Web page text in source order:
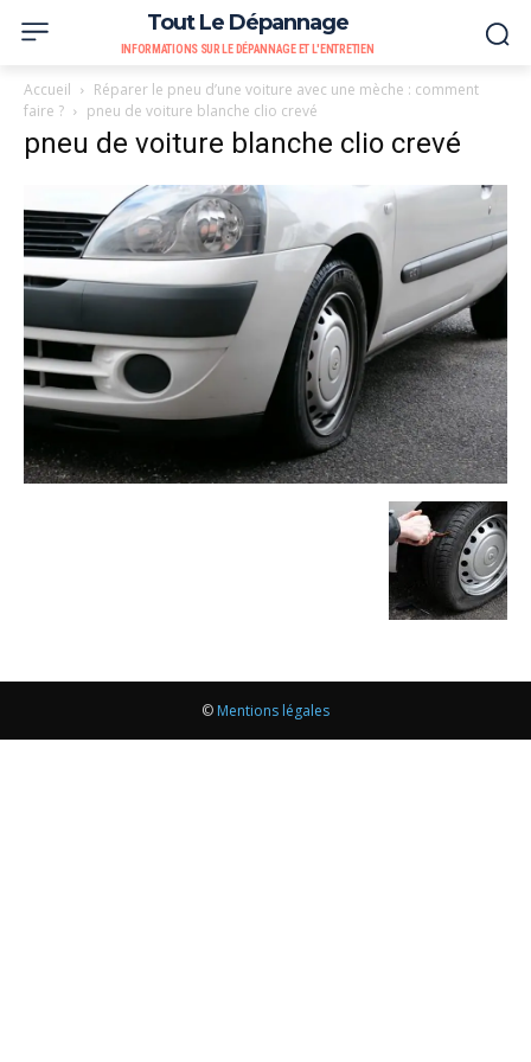
Tout Le Dépannage
INFORMATIONS SUR LE DÉPANNAGE ET L'ENTRETIEN
Accueil
Réparer le pneu d’une voiture avec une mèche : comment
faire ?
pneu de voiture blanche clio crevé
pneu de voiture blanche clio crevé
© Mentions légales